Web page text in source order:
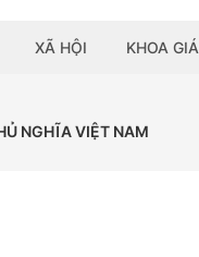
XÃ HỘI KHOA
NGHĨA VIỆT NAM